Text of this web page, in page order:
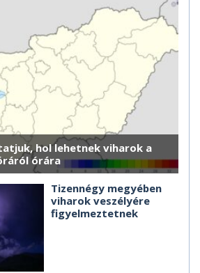
hol lehetnek viharok a
órára
Tizennégy megyében
viharok veszélyére
figyelmeztetnek